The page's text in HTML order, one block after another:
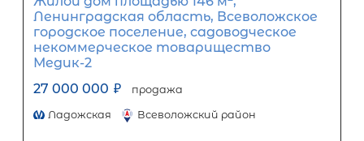
Жилой дом площадью 200 м